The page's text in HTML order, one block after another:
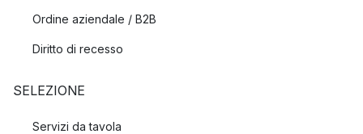
Ordine aziendale / B2B
Diritto di recesso
SELEZIONE
Servizi da tavola